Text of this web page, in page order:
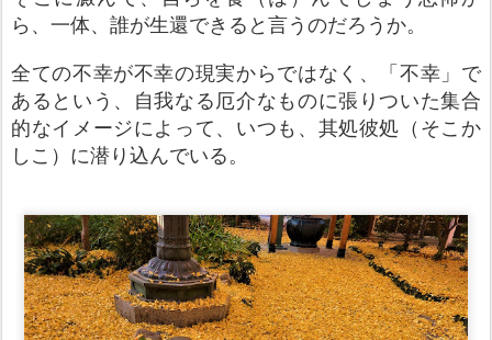
ら、一体、誰が生還できると言うのだろうか。
全ての不幸が不幸の現実からではなく、「不幸」で
あるという、自我なる厄介なものに張りついた集合
的なイメージによって、いつも、其処彼処（そこか
しこ）に潜り込んでいる。